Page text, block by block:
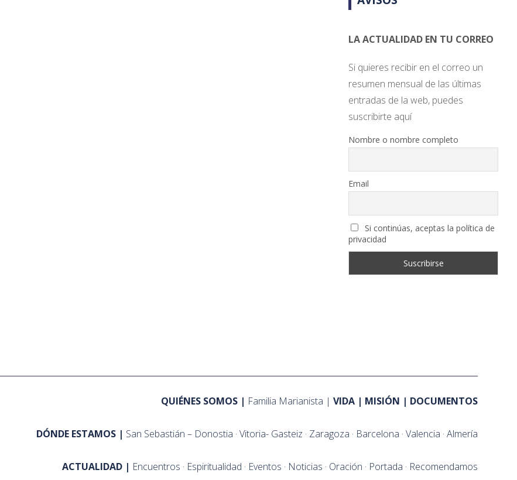
LA ACTUALIDAD EN TU CORREO
Si quieres recibir en el correo un
resumen mensual de las últimas
entradas de la web, puedes
suscribirte aquí
Nombre o nombre completo
Email
Si continúas, aceptas la política de
privacidad
QUIÉNES SOMOS Familia Marianista VIDA MISIÓN DOCUMENTOS
DÓNDE ESTAMOS San Sebastián – Donostia Vitoria- Gasteiz Zaragoza Barcelona Valencia Almería
ACTUALIDAD Encuentros Espiritualidad Eventos Noticias Oración Portada Recomendamos